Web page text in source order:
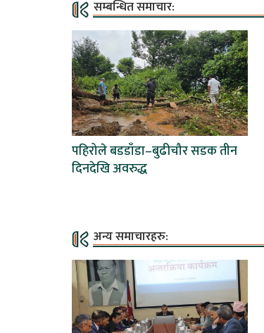
सम्बन्धित समाचार:
पहिरोले बडडाँडा–बुढीचौर सडक तीन
दिनदेखि अवरुद्ध
अन्य समाचारहरु: